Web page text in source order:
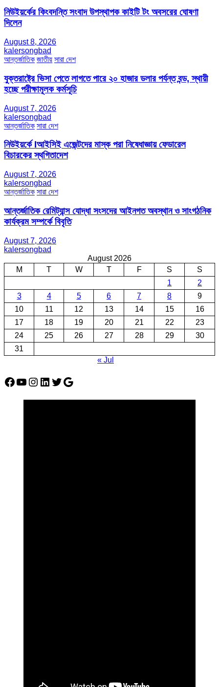
নিউইয়র্কের কিংবদন্তি সংবাদ উপস্থাপক কাইটি টং অবসরের ঘোষণা
দিলেন
August 8, 2026
kalersongbad
আন্তর্জাতিক জাতীয় সারা দেশ
যুক্তরাষ্ট্রে ভিসা পেতে লাগতে পারে ২০ হাজার ডলার পর্যন্ত বন্ড, স্থায়ী
হচ্ছে পরীক্ষামূলক কর্মসূচি
August 7, 2026
kalersongbad
আন্তর্জাতিক সারা দেশ
নিউইয়র্কে Iআইসিই এজেন্টদের মাস্ক পরা নিষেধাজ্ঞায় ফেডারেল
বিচারকের স্থগিতাদেশ
August 7, 2026
kalersongbad
আন্তর্জাতিক সারা দেশ
আন্তর্জাতিক রেমিট্যান্স যোদ্ধা সংসদের আইনগত অবস্থান ও সাংগঠনিক
কার্যক্রম সম্পর্কে বিবৃতি
August 7, 2026
kalersongbad
August 2026
M
T W T F S
S
1
2
3
4 5 6 7 8
9
10
11 12 13 14 15
16
17
18 19 20 21 22
23
24
25 26 27 28 29
30
31
« Jul
Facebook
YouTube
Instagram
LinkedIn
Twitter
Google